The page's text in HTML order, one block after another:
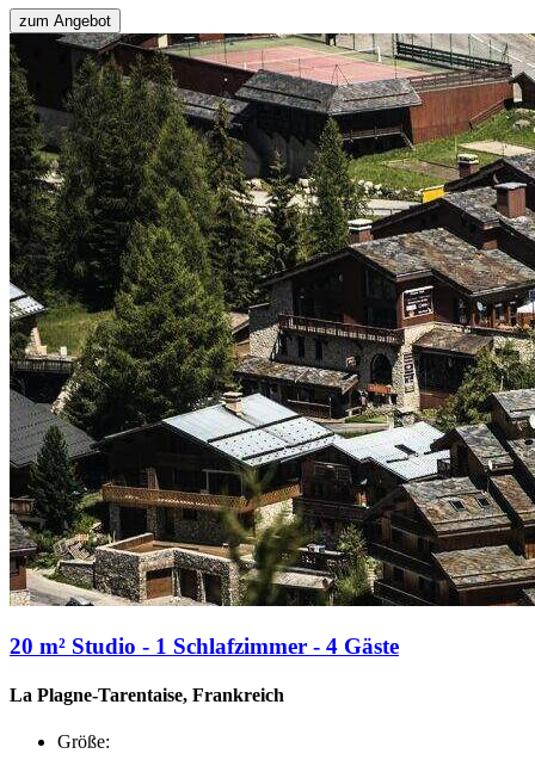
zum Angebot
20 m² Studio - 1 Schlafzimmer - 4 Gäste
La Plagne-Tarentaise, Frankreich
Größe: